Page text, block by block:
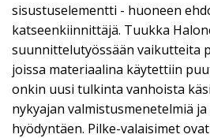
sisustuselementti - huoneen
katseenkiinnittäjä. Tuukka
suunnittelutyössään vaikutteita
joissa materiaalina käytettiin
onkin uusi tulkinta vanhoista
nykyajan valmistusmenetelmiä
hyödyntäen. Pilke-valaisimet